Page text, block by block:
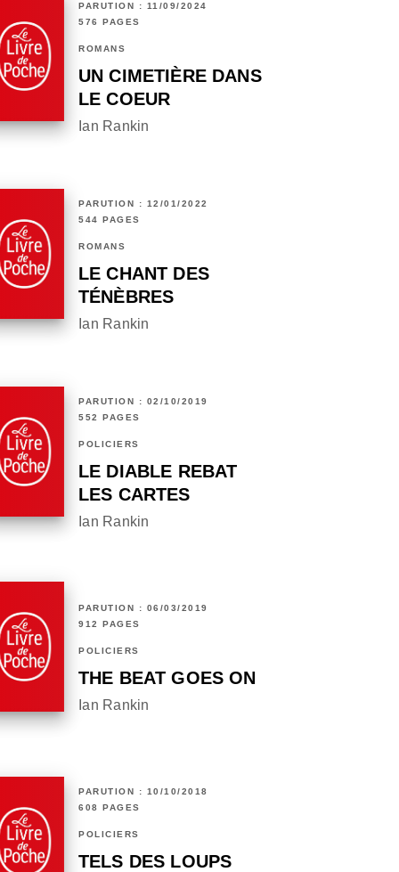
PARUTION : 11/09/2024
576 PAGES
ROMANS
UN CIMETIÈRE DANS
LE COEUR
Ian Rankin
PARUTION : 12/01/2022
544 PAGES
ROMANS
LE CHANT DES
TÉNÈBRES
Ian Rankin
PARUTION : 02/10/2019
552 PAGES
POLICIERS
LE DIABLE REBAT
LES CARTES
Ian Rankin
PARUTION : 06/03/2019
912 PAGES
POLICIERS
THE BEAT GOES ON
Ian Rankin
PARUTION : 10/10/2018
608 PAGES
POLICIERS
TELS DES LOUPS